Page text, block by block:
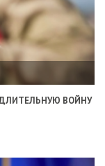
ВОЙНУ